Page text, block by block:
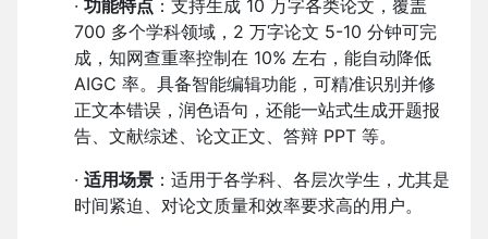
· 功能特点 ：支持生成 10 万字各类论文，覆盖
700 多个学科领域，2 万字论文 5-10 分钟可完
成，知网查重率控制在 10% 左右，能自动降低
AIGC 率。具备智能编辑功能，可精准识别并修
正文本错误，润色语句，还能一站式生成开题报
告、文献综述、论文正文、答辩 PPT 等。
· 适用场景 ：适用于各学科、各层次学生，尤其是
时间紧迫、对论文质量和效率要求高的用户。